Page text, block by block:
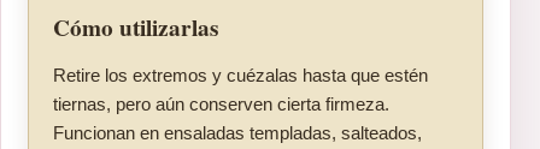
Cómo utilizarlas
Retire los extremos y cuézalas hasta que estén
tiernas, pero aún conserven cierta firmeza.
Funcionan en ensaladas templadas, salteados,